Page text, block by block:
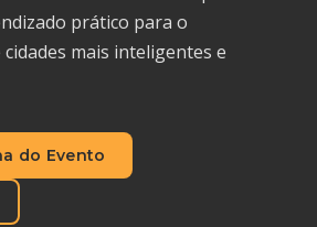
prático para o
mais inteligentes e
do Evento